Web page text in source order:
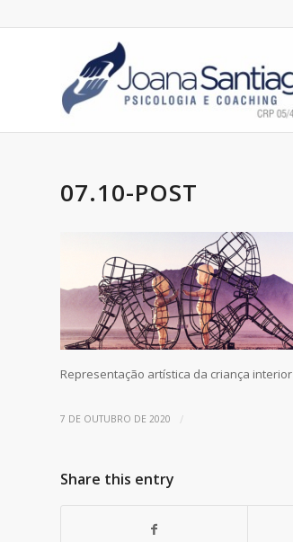
07.10-POST
Representação artística da criança interior
7 DE OUTUBRO DE 2020 /
Share this entry